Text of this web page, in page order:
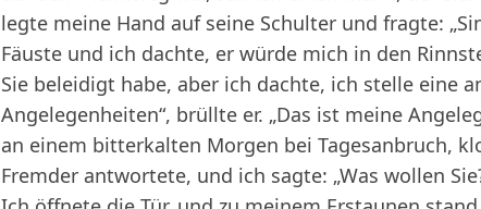
legte meine Hand auf seine Schulter und fragte:
Fäuste und ich dachte, er würde mich in den
Sie beleidigt habe, aber ich dachte, ich stelle eine
Angelegenheiten“, brüllte er. „Das ist meine
an einem bitterkalten Morgen bei Tagesanbruch,
Fremder antwortete, und ich sagte: „Was wollen